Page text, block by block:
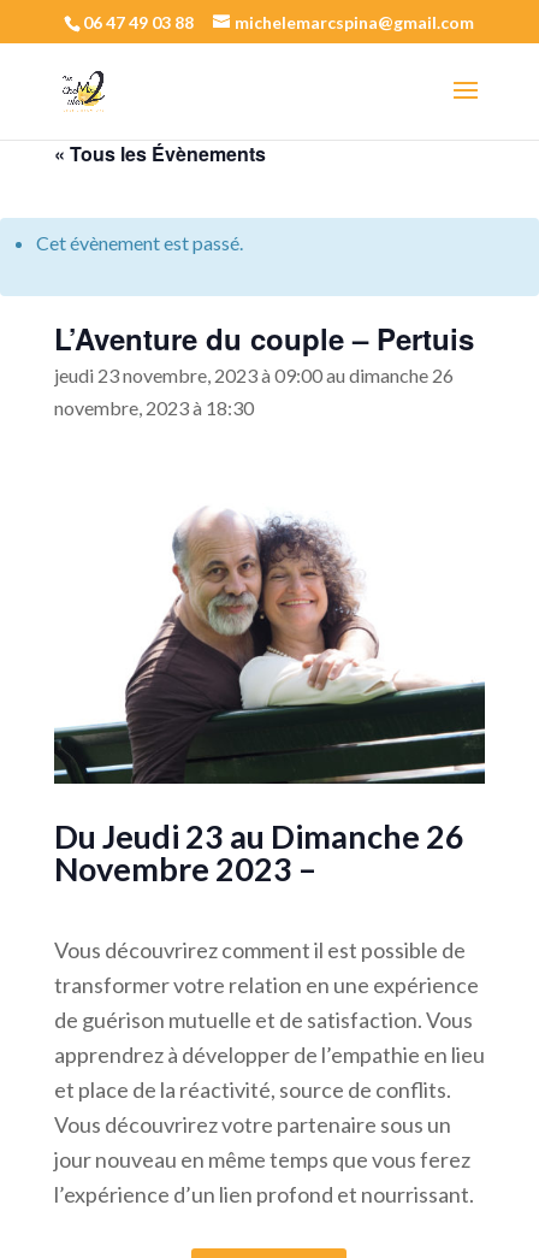
06 47 49 03 88 michelemarcspina@gmail.com
« Tous les Évènements
Cet évènement est passé.
L’Aventure du couple – Pertuis
jeudi 23 novembre, 2023 à 09:00au dimanche 26
novembre, 2023 à 18:30
Du Jeudi 23 au Dimanche 26
Novembre 2023 –
Vous découvrirez comment il est possible de
transformer votre relation en une expérience
de guérison mutuelle et de satisfaction. Vous
apprendrez à développer de l’empathie en lieu
et place de la réactivité, source de conflits.
Vous découvrirez votre partenaire sous un
jour nouveau en même temps que vous ferez
l’expérience d’un lien profond et nourrissant.